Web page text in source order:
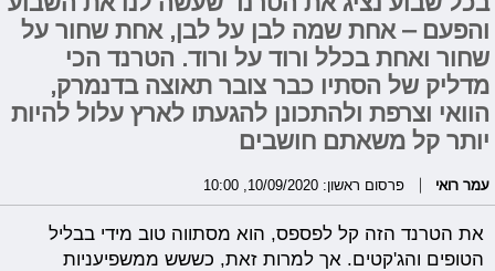
והפעם – אחת שמה לבן על לבן, אחת שחור על
שחור ואחת בכלל ורוד על ורוד. הטרנד הכי
מדליק של הסתיו כבר צובר תאוצה בדנמרק,
הוואי וצרפת ולהתכונן להגעתו לארץ עלול להיות
יותר קל משאתם חושבים
עמר רואי פרסום ראשון: 10/09/2020, 10:00
את הטרנד הזה קל לפספס, הוא מסתווה טוב מידי בבליל
הטופים והג'קטים. אך למרות זאת, כששש ממשפיעניות